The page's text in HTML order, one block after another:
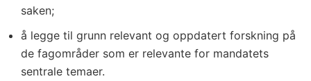
saken;
å legge til grunn relevant og oppdatert forskning på
de fagområder som er relevante for mandatets
sentrale temaer.